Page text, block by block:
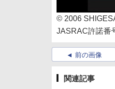
© 2006
JASRAC許諾番
前の画像
関連記事